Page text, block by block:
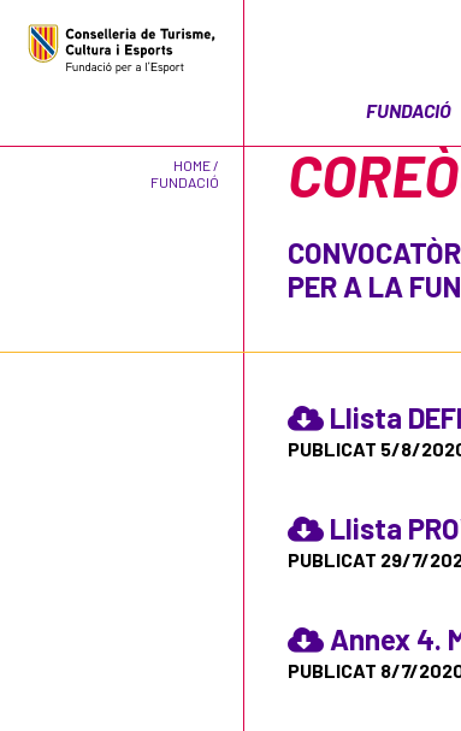
FUNDACIÓ
HOME /
FUNDACIÓ
PER A LA
Llista
PUBLICAT 5/8/
Llista
PUBLICAT 29/7/
Annex 4.
PUBLICAT 8/7/